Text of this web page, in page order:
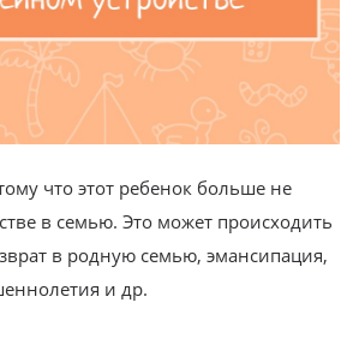
что этот ребенок больше не
в семью. Это может происходить
в родную семью, эмансипация,
и др.